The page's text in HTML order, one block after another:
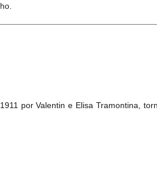
por Valentin e Elisa Tramontina,